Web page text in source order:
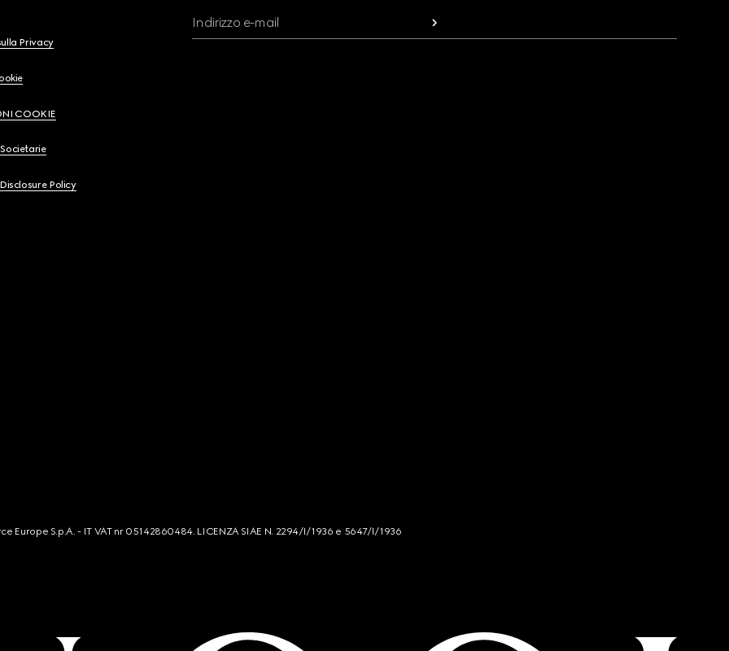
Privacy
COOKIE
Policy
Indirizzo e-mail
Europe S.p.A. - IT VAT nr 05142860484. LICENZA SIAE N. 2294/I/1936 e 5647/I/1936